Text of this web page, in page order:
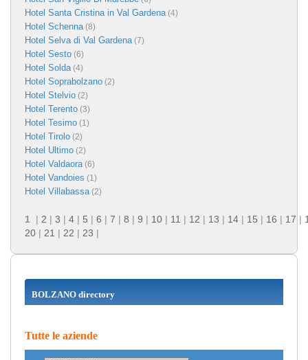
Hotel Santa Cristina in Val Gardena(4)
Hotel Schenna(8)
Hotel Selva di Val Gardena(7)
Hotel Sesto (6)
Hotel Solda(4)
Hotel Soprabolzano (2)
Hotel Stelvio (2)
Hotel Terento (3)
Hotel Tesimo (1)
Hotel Tirolo (2)
Hotel Ultimo (2)
Hotel Valdaora(6)
Hotel Vandoies (1)
Hotel Villabassa(2)
1 | 2 | 3 | 4 | 5 | 6 | 7 | 8 | 9 | 10 | 11 | 12 | 13 | 14 | 15 | 16 | 17 |
20 | 21 | 22 | 23 |
BOLZANO directory
Tutte le aziende